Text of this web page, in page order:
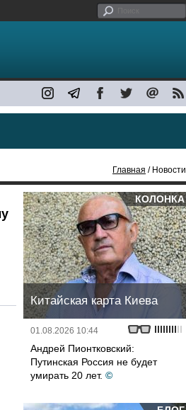
Главная / Новости
КОЛОНКА
Китайская карта Киева
01.08.2026 10:44
Андрей Пионтковский:
Путинская Россия не будет
умирать 20 лет. ©